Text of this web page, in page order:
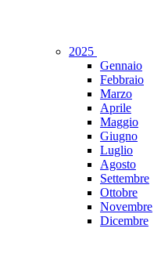
2025
Gennaio
Febbraio
Marzo
Aprile
Maggio
Giugno
Luglio
Agosto
Settembre
Ottobre
Novembre
Dicembre